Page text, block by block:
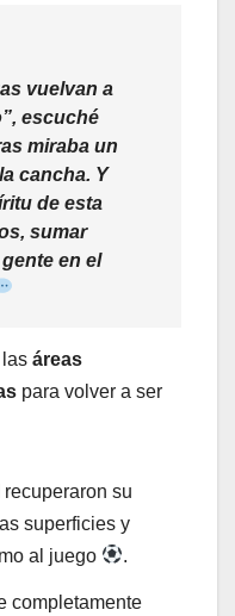
vuelvan a
escuché
miraba un
cancha. Y
de esta
sumar
en el
áreas
para volver a ser
recuperaron su
superficies y
al juego
.
completamente